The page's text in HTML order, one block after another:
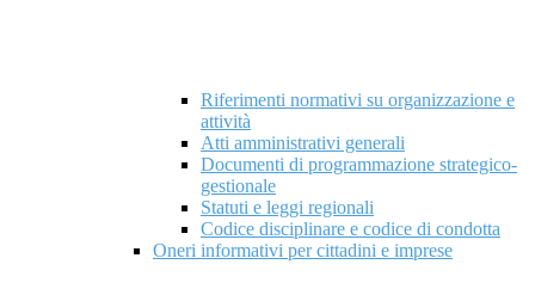
Riferimenti normativi su organizzazione e
attività
Atti amministrativi generali
Documenti di programmazione strategico-
gestionale
Statuti e leggi regionali
Codice disciplinare e codice di condotta
Oneri informativi per cittadini e imprese